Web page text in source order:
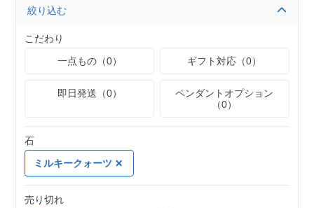
絞り込む
こだわり
一点もの（0）
ギフト対応（0）
即日発送（0）
ペンダントオプション
（0）
石
ミルキークォーツ
売り切れ